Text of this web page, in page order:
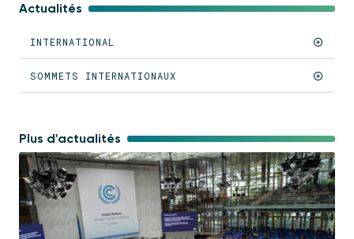
Actualités
INTERNATIONAL
SOMMETS INTERNATIONAUX
Plus d'actualités